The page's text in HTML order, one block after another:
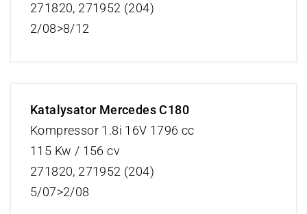
271820, 271952 (204)
2/08>8/12
Katalysator Mercedes C180
Kompressor 1.8i 16V 1796 cc
115 Kw / 156 cv
271820, 271952 (204)
5/07>2/08